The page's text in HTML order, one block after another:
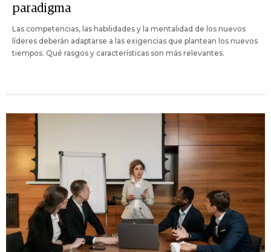
paradigma
Las competencias, las habilidades y la mentalidad de los nuevos
líderes deberán adaptarse a las exigencias que plantean los nuevos
tiempos. Qué rasgos y características son más relevantes.